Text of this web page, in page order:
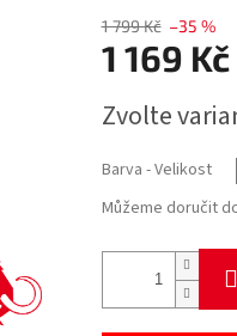
1 799 Kč –35 %
1 169 Kč
cena:
Zvolte
Barva - Velikost
Můžeme doručit